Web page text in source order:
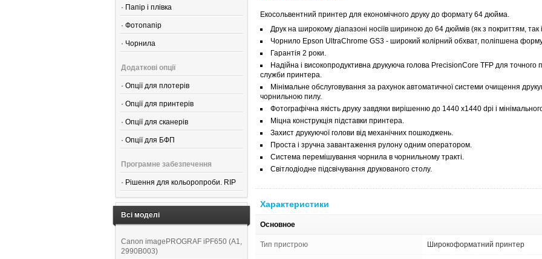
· Папір і плівка
· Фотопапір
· Чорнила
Додаткові опції
· Опції для плотерів
· Опції для принтерів
· Опції для сканерів
· Опції для БФП
Програмне забезпечення
· Рішення для кольоропроби. RIP
Всі моделі
Canon imagePROGRAF iPF650 (A1,
2990B003)
Екосольвентний принтер для економічного друку до формату 64 дюйма.
Друк на широкому діапазоні носіїв шириною до 64 дюймів (як з покриттям, так
Чорнило Epson UltraChrome GS3 - широкий колірний обхват, поліпшена
Гарантія 2 роки.
Надійна і високопродуктивна друкуюча голова PrecisionCore TFP для точного
служби принтера.
Мінімальне обслуговування за рахунок автоматичної системи очищення
чорнильною пилу.
Фотографічна якість друку завдяки вирішенню до 1440 x1440 dpi і
Міцна конструкція підставки принтера.
Захист друкуючої голови від механічних пошкоджень.
Проста і зручна завантаження рулону одним оператором.
Система перемішування чорнила в чорнильному тракті.
Світлодіодне підсвічування друкованого столу.
Характеристики
Основное
Тип пристрою Широкоформатний принтер